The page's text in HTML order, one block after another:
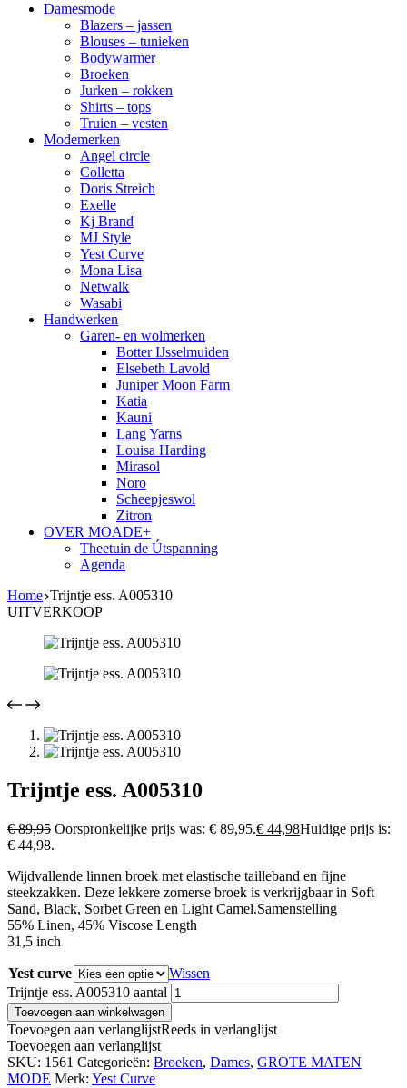
Damesmode
Blazers – jassen
Blouses – tunieken
Bodywarmer
Broeken
Jurken – rokken
Shirts – tops
Truien – vesten
Modemerken
Angel circle
Colletta
Doris Streich
Exelle
Kj Brand
MJ Style
Yest Curve
Mona Lisa
Netwalk
Wasabi
Handwerken
Garen- en wolmerken
Botter IJsselmuiden
Elsebeth Lavold
Juniper Moon Farm
Katia
Kauni
Lang Yarns
Louisa Harding
Mirasol
Noro
Scheepjeswol
Zitron
OVER MOADE+
Theetuin de Útspanning
Agenda
Home Trijntje ess. A005310
UITVERKOOP
Trijntje ess. A005310
€89,95 Oorspronkelijke prijs was: € 89,95.€ 44,98Huidige prijs is:
€ 44,98.
Wijdvallende linnen broek met elastische tailleband en fijne
steekzakken. Deze lekkere zomerse broek is verkrijgbaar in Soft
Sand, Black, Sorbet Green en Light Camel.Samenstelling
55% Linen, 45% Viscose Length
31,5 inch
Yest curve
Wissen
Trijntje ess. A005310 aantal
Toevoegen aan winkelwagen
Toevoegen aan verlanglijstReeds in verlanglijst
Toevoegen aan verlanglijst
SKU: 1561 Categorieën: Broeken, Dames, GROTE MATEN
MODE Merk: Yest Curve